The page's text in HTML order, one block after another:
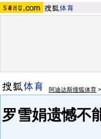
阿迪达斯搜狐体育 >
罗雪娟遗憾不